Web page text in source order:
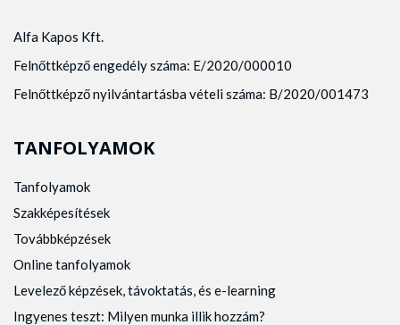
Alfa Kapos Kft.
Felnőttképző engedély száma: E/2020/000010
Felnőttképző nyilvántartásba vételi száma: B/2020/001473
TANFOLYAMOK
Tanfolyamok
Szakképesítések
Továbbképzések
Online tanfolyamok
Levelező képzések, távoktatás, és e-learning
Ingyenes teszt: Milyen munka illik hozzám?